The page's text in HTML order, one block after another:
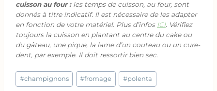
cuisson au four :les temps de cuisson, au four, sont
donnés à titre indicatif. Il est nécessaire de les adapter
en fonction de votre matériel. Plus d’infos ICI. Vérifiez
toujours la cuisson en plantant au centre du cake ou
du gâteau, une pique, la lame d’un couteau ou un cure-
dent, par exemple. Il doit ressortir bien sec.
Étiquettes
de
#champignons #fromage #polenta